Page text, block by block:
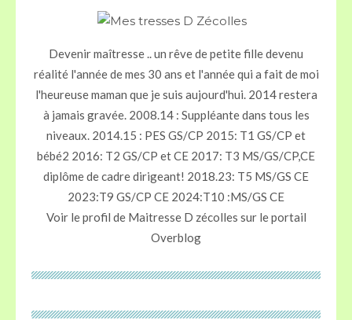
Devenir maîtresse .. un rêve de petite fille devenu
réalité l'année de mes 30 ans et l'année qui a fait de moi
l'heureuse maman que je suis aujourd'hui. 2014 restera
à jamais gravée. 2008.14 : Suppléante dans tous les
niveaux. 2014.15 : PES GS/CP 2015: T1 GS/CP et
bébé2 2016: T2 GS/CP et CE 2017: T3 MS/GS/CP,CE
diplôme de cadre dirigeant! 2018.23: T5 MS/GS CE
2023:T9 GS/CP CE 2024:T10 :MS/GS CE
Voir le profil de Maitresse D zécolles sur le portail
Overblog